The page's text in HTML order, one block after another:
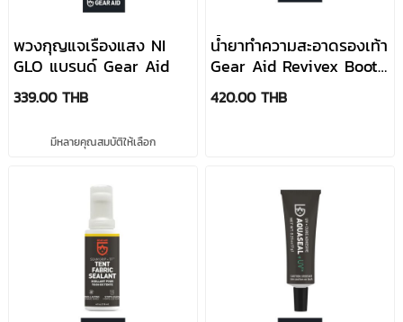
พวงกุญแจเรืองแสง NI
GLO แบรนด์ Gear Aid
339.00 THB
มีหลายคุณสมบัติให้เลือก
น้ำยาทำความสะอาดรองเท้า
Gear Aid Revivex Boot
& Shoe Cleaner
420.00 THB